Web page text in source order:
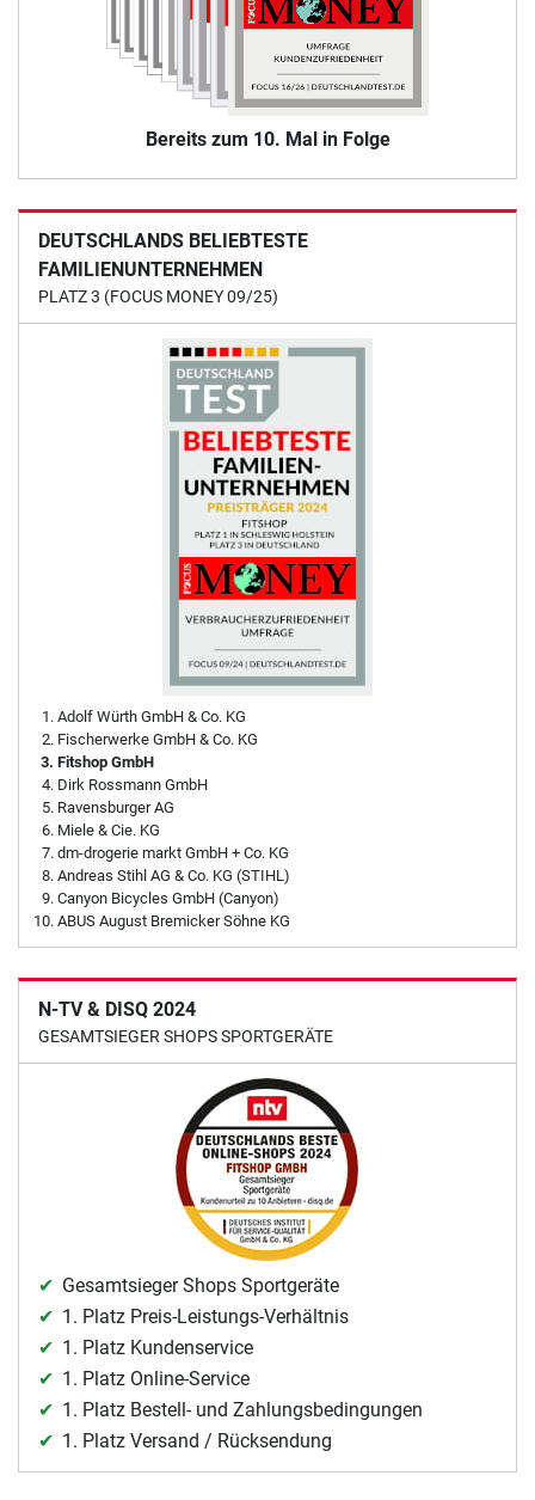
Bereits zum 10. Mal in Folge
DEUTSCHLANDS BELIEBTESTE
FAMILIENUNTERNEHMEN
PLATZ 3 (FOCUS MONEY 09/25)
Adolf Würth GmbH & Co. KG
Fischerwerke GmbH & Co. KG
Fitshop GmbH
Dirk Rossmann GmbH
Ravensburger AG
Miele & Cie. KG
dm-drogerie markt GmbH + Co. KG
Andreas Stihl AG & Co. KG (STIHL)
Canyon Bicycles GmbH (Canyon)
ABUS August Bremicker Söhne KG
N-TV & DISQ 2024
GESAMTSIEGER SHOPS SPORTGERÄTE
Gesamtsieger Shops Sportgeräte
1. Platz Preis-Leistungs-Verhältnis
1. Platz Kundenservice
1. Platz Online-Service
1. Platz Bestell- und Zahlungsbedingungen
1. Platz Versand / Rücksendung